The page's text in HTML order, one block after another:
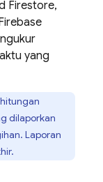
Firestore,
yang
dilaporkan
Laporan